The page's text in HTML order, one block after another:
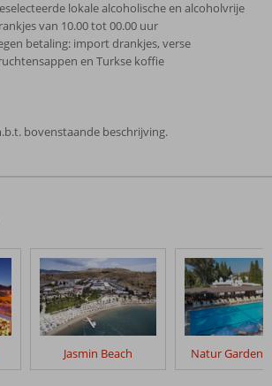
lokale alcoholische en alcoholvrije
van 10.00 tot 00.00 uur
betaling: import drankjes, verse
en Turkse koffie
bovenstaande beschrijving.
Jasmin Beach Natur Garden